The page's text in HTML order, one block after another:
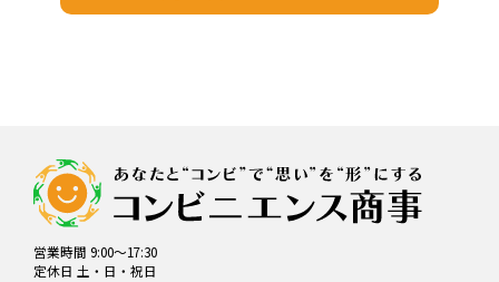
営業時間 9:00～17:30
定休日 土・日・祝日